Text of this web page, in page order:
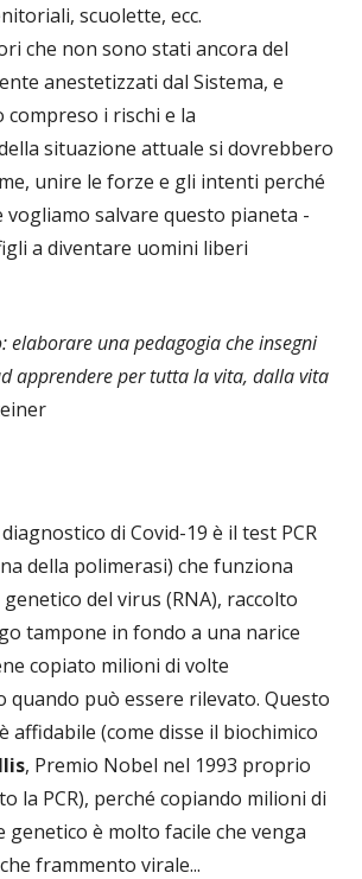
scuolette, ecc.
che non sono stati ancora del
anestetizzati dal Sistema, e
compreso i rischi e la
situazione attuale si dovrebbero
unire le forze e gli intenti perché
salvare questo pianeta -
a diventare uomini liberi
elaborare una pedagogia che insegni
apprendere per tutta la vita, dalla vita
di Covid-19 è il test PCR
della polimerasi) che funziona
del virus (RNA), raccolto
tampone in fondo a una narice
copiato milioni di volte
quando può essere rilevato. Questo
(come disse il biochimico
, Premio Nobel nel 1993 proprio
la PCR), perché copiando milioni di
genetico è molto facile che venga
frammento virale...